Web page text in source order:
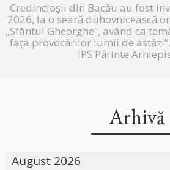
Credincioșii din Bacău au fost
2026, la o seară duhovnicească
„Sfântul Gheorghe”, având ca
fața provocărilor lumii de
IPS Părinte
Arhivă
August 2026